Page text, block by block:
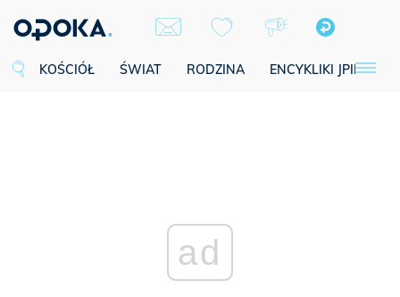
KOŚCIÓŁ ŚWIAT RODZINA ENCYKLIKI JPII
ad